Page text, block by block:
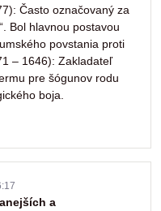
Často označovaný za
Bol hlavnou postavou
povstania proti
– 1646): Zakladateľ
pre šógunov rodu
boja.
a